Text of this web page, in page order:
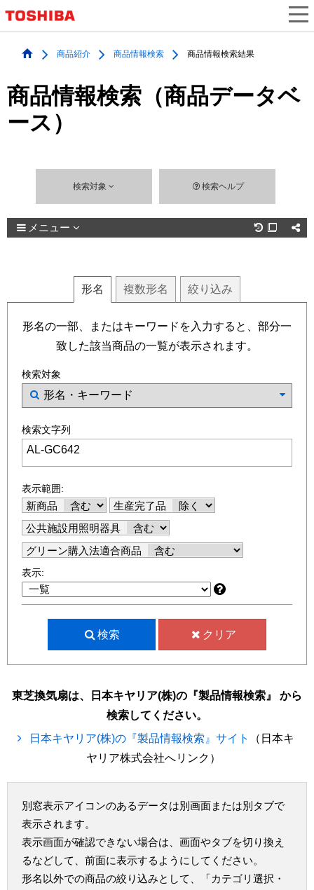
商品紹介 商品情報検索 商品情報検索結果
商品情報検索（商品データベ
ース）
検索対象 検索ヘルプ
メニュー 
形名 複数形名 絞り込み
形名の一部、またはキーワードを入力すると、部分一
致した該当商品の一覧が表示されます。
検索対象
検索文字列
表示範囲:
新商品
生産完了品
公共施設用照明器具
グリーン購入法適合商品
表示:
検索 クリア
東芝換気扇は、日本キヤリア(株)の『製品情報検索』 から
検索してください。
日本キヤリア(株)の『製品情報検索』サイト
（日本キ
ヤリア株式会社へリンク）
別窓表示アイコンのあるデータは別画面または別タブで
表示されます。
表示画面が確認できない場合は、画面やタブを切り換え
るなどして、前面に表示するようにしてください。
形名以外での商品の絞り込みとして、「カテゴリ選択・